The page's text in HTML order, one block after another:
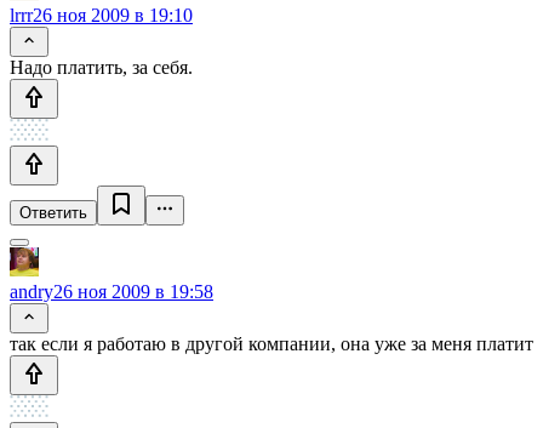
lrrr26 ноя 2009 в 19:10
Надо платить, за себя.
Ответить
andry26 ноя 2009 в 19:58
так если я работаю в другой компании, она уже за меня платит